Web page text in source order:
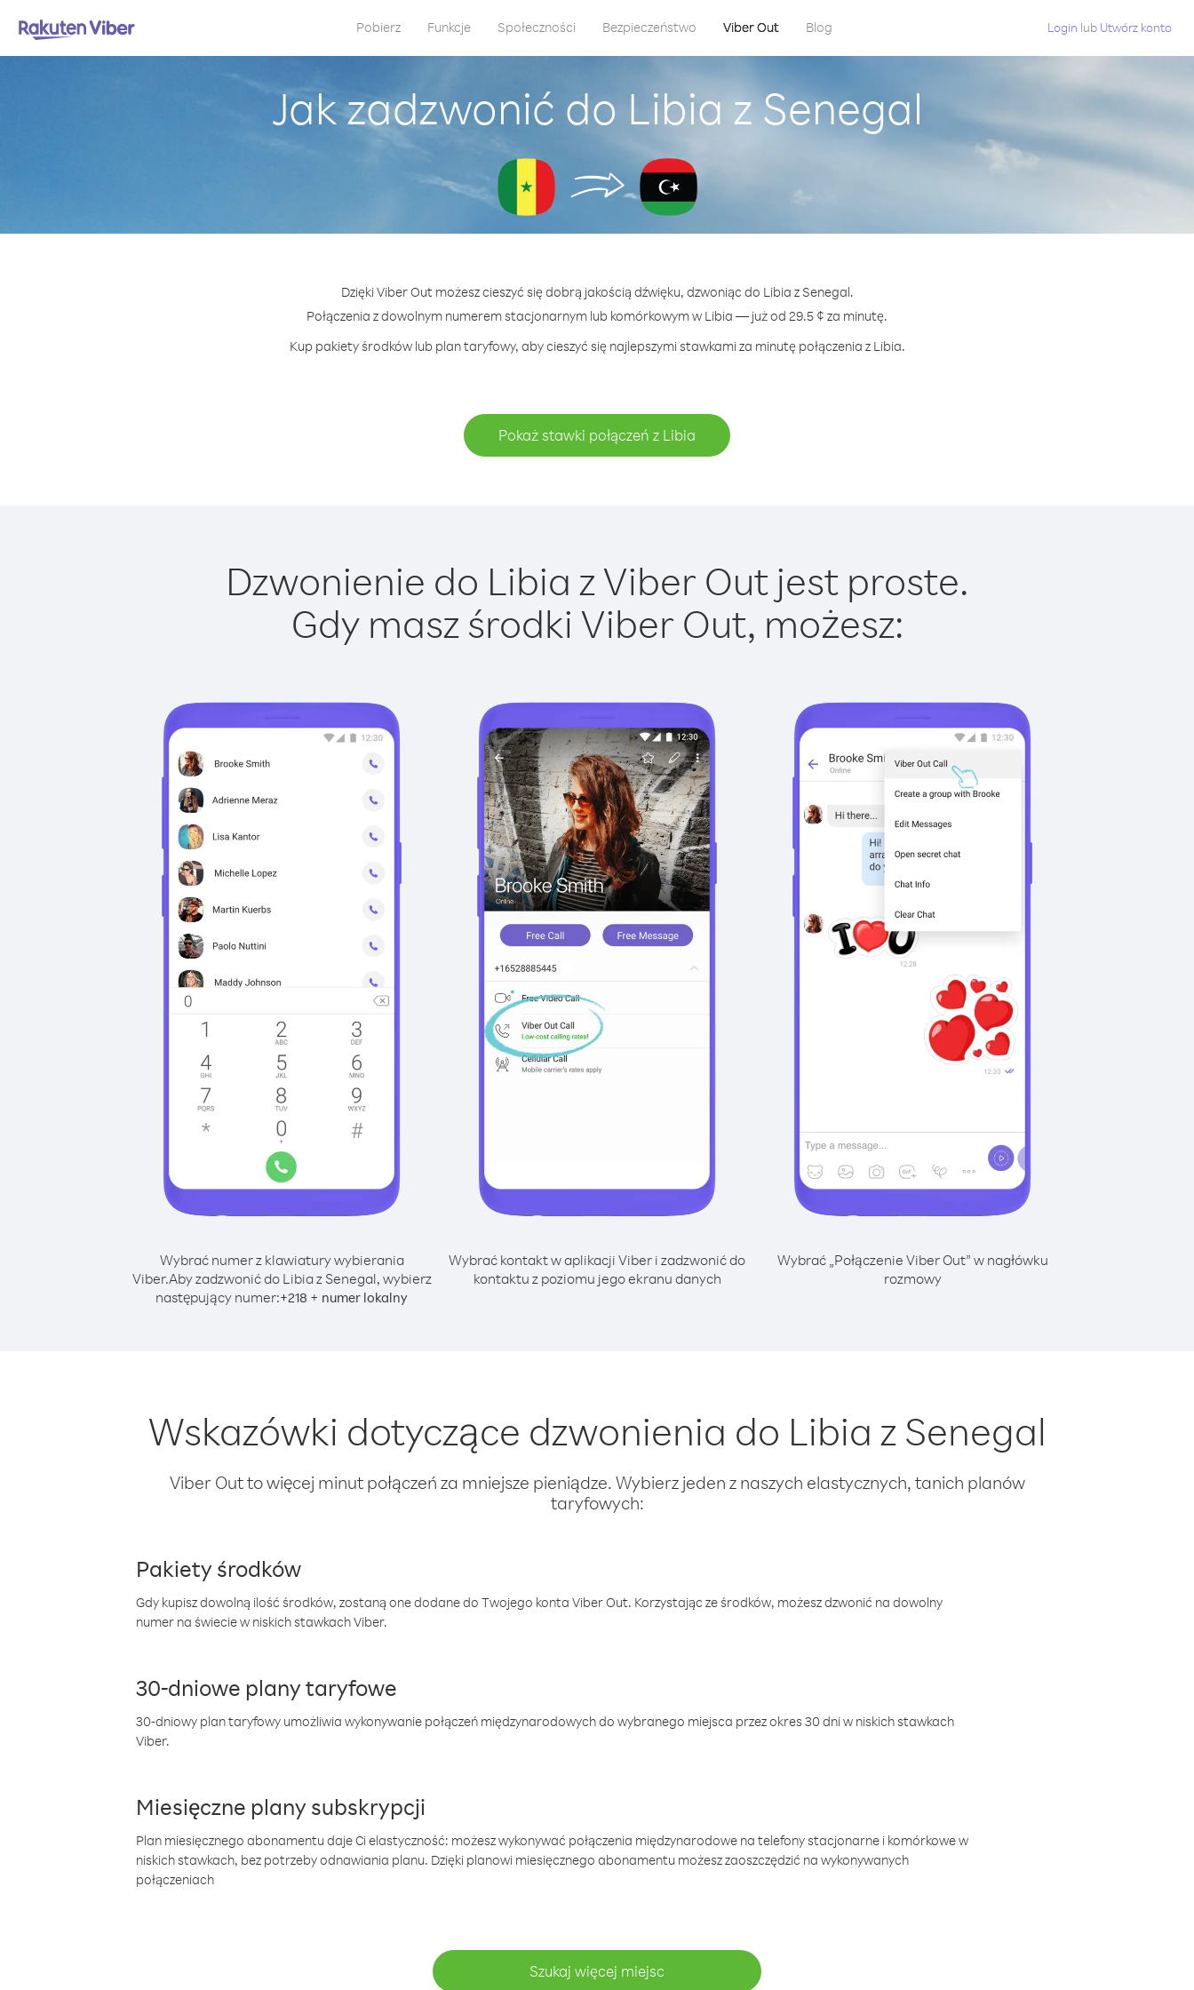
Pobierz Funkcje Społeczności Bezpieczeństwo Viber Out Blog Login lub Utwórz konto
Jak zadzwonić do Libia z Senegal
Dzięki Viber Out możesz cieszyć się dobrą jakością dźwięku, dzwoniąc do Libia z Senegal.
Połączenia z dowolnym numerem stacjonarnym lub komórkowym w Libia — już od 29.5 ¢ za minutę.
Kup pakiety środków lub plan taryfowy, aby cieszyć się najlepszymi stawkami za minutę połączenia z Libia.
Pokaż stawki połączeń z Libia
Dzwonienie do Libia z Viber Out jest proste.
Gdy masz środki Viber Out, możesz:
Wybrać numer z klawiatury wybierania
Viber.Aby zadzwonić do Libia z Senegal, wybierz
następujący numer:+218 + numer lokalny
Wybrać kontakt w aplikacji Viber i zadzwonić do
kontaktu z poziomu jego ekranu danych
Wybrać „Połączenie Viber Out” w nagłówku
rozmowy
Wskazówki dotyczące dzwonienia do Libia z Senegal
Viber Out to więcej minut połączeń za mniejsze pieniądze. Wybierz jeden z naszych elastycznych, tanich planów
taryfowych:
Pakiety środków
Gdy kupisz dowolną ilość środków, zostaną one dodane do Twojego konta Viber Out. Korzystając ze środków, możesz dzwonić na dowolny
numer na świecie w niskich stawkach Viber.
30-dniowe plany taryfowe
30-dniowy plan taryfowy umożliwia wykonywanie połączeń międzynarodowych do wybranego miejsca przez okres 30 dni w niskich stawkach
Viber.
Miesięczne plany subskrypcji
Plan miesięcznego abonamentu daje Ci elastyczność: możesz wykonywać połączenia międzynarodowe na telefony stacjonarne i komórkowe w
niskich stawkach, bez potrzeby odnawiania planu. Dzięki planowi miesięcznego abonamentu możesz zaoszczędzić na wykonywanych
połączeniach
Szukaj więcej miejsc